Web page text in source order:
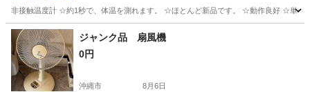
非接触温度計 ☆約1秒で、体温を測れます。 ☆ほとんど新品です。 ☆動作良好 ☆単4
沖縄 那覇市 その他
ジャンク品 扇風機
0円
沖縄市 8月6日